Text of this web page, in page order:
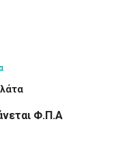
Φ.Π.Α